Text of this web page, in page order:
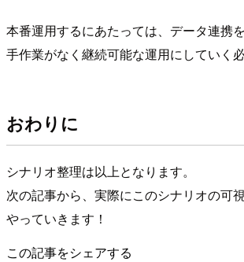
本番運用するにあたっては、データ連携
手作業がなく継続可能な運用にしていく
おわりに
シナリオ整理は以上となります。
次の記事から、実際にこのシナリオの可
やっていきます！
この記事をシェアする